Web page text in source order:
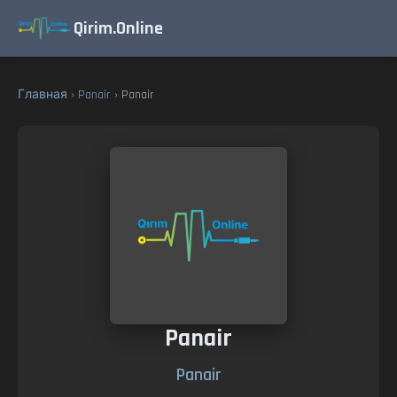
Qirim.Online
Главная › Panair › Panair
Panair
Panair